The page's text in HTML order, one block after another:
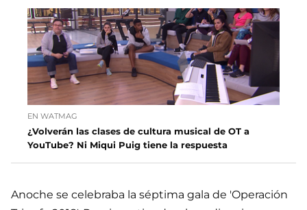
EN WATMAG
¿Volverán las clases de cultura musical de OT a
YouTube? Ni Miqui Puig tiene la respuesta
Anoche se celebraba la séptima gala de 'Operación